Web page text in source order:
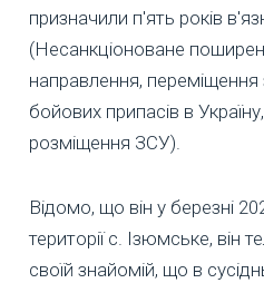
призначили п'ять років
(Несанкціоноване
направлення, переміщення
бойових припасів в
розміщення ЗСУ).
Відомо, що він у березні
території с. Ізюмське, він
своїй знайомій, що в